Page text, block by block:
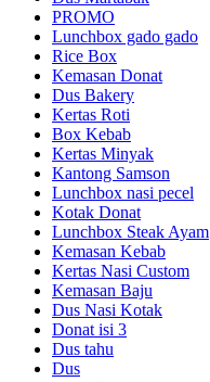
PROMO
Lunchbox gado gado
Rice Box
Kemasan Donat
Dus Bakery
Kertas Roti
Box Kebab
Kertas Minyak
Kantong Samson
Lunchbox nasi pecel
Kotak Donat
Lunchbox Steak Ayam
Kemasan Kebab
Kertas Nasi Custom
Kemasan Baju
Dus Nasi Kotak
Donat isi 3
Dus tahu
Dus